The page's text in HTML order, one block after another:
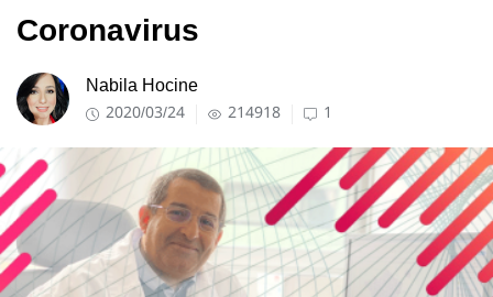
Coronavirus
Nabila Hocine
2020/03/24 214918 1